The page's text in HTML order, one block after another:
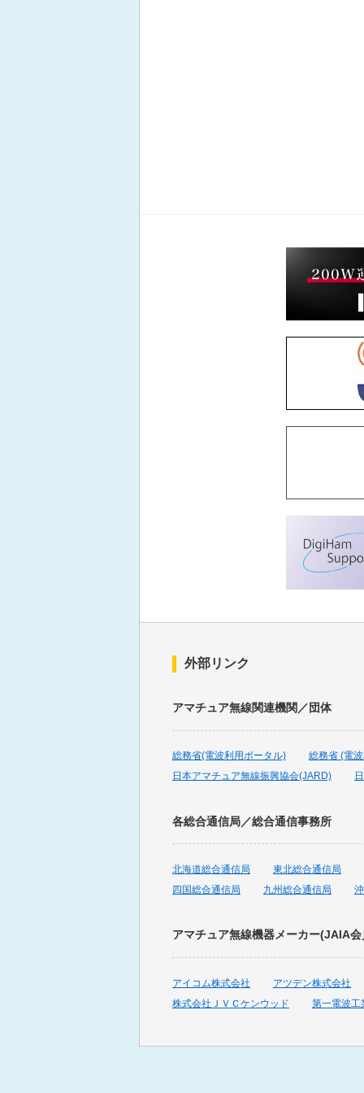
2024年2月の出題
2024年1月の出題
2023年10月の出題
2023年9月の出題
2023年7月の出題
2023年6月の出題
外部リンク
アマチュア無線関連機関／団体
総務省(電波利用ポータル) 総務省 (電
日本アマチュア無線振興協会(JARD)
各総合通信局／総合通信事務所
北海道総合通信局 東北総合通信局
四国総合通信局
九州総合通信局
アマチュア無線機器メーカー(JAIA会
アイコム株式会社 アツデン株式会社
株式会社ＪＶＣケンウッド
第一電波工